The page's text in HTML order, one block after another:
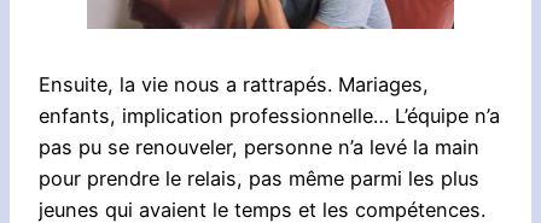
Ensuite, la vie nous a rattrapés. Mariages,
enfants, implication professionnelle… L’équipe n’a
pas pu se renouveler, personne n’a levé la main
pour prendre le relais, pas même parmi les plus
jeunes qui avaient le temps et les compétences.